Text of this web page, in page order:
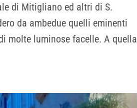
di Mitigliano ed altri di S.
da ambedue quelli eminenti
molte luminose facelle. A quella